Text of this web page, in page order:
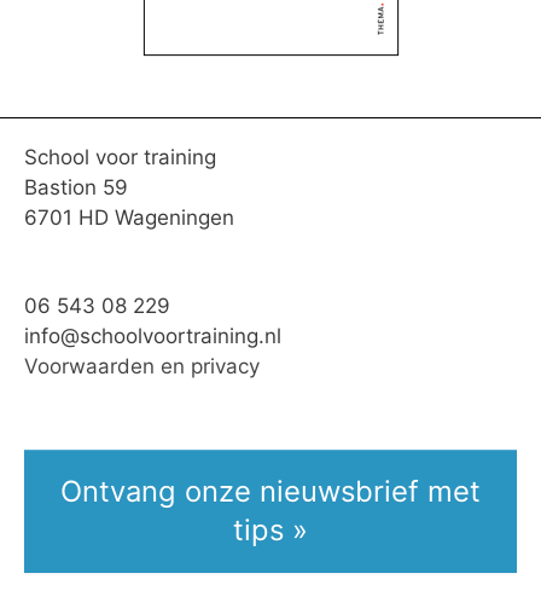
School voor training
Bastion 59
6701 HD Wageningen
06 543 08 229
info@schoolvoortraining.nl
Voorwaarden en privacy
Ontvang onze nieuwsbrief met
tips »